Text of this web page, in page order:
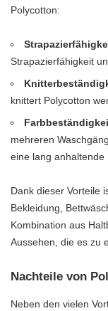
Polycotton:
Strapazierfähigkeit
knittert Polycotton
mehreren
eine lang anhaltende
Dank dieser Vorteile
Bekleidung,
Kombination aus
Aussehen, die es zu
Nachteile von
Neben den vielen